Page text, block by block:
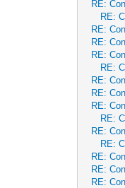
RE:
RE:
RE:
RE:
RE:
RE:
RE:
RE:
RE:
RE:
RE:
RE:
RE:
RE:
RE: